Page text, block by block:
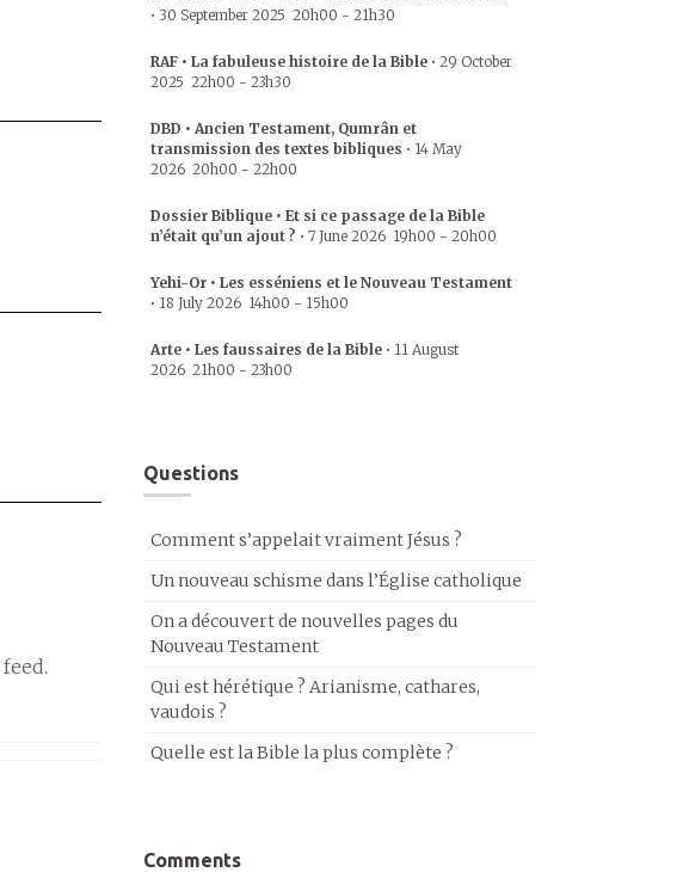
feed.
• 30 September 2025 20h00 - 21h30
RAF • La fabuleuse histoire de la Bible • 29 October
2025 22h00 - 23h30
DBD • Ancien Testament, Qumrân et
transmission des textes bibliques • 14 May
2026 20h00 - 22h00
Dossier Biblique • Et si ce passage de la Bible
n’était qu’un ajout ? • 7 June 2026 19h00 - 20h00
Yehi-Or • Les esséniens et le Nouveau Testament
• 18 July 2026 14h00 - 15h00
Arte • Les faussaires de la Bible • 11 August
2026 21h00 - 23h00
Questions
Comment s’appelait vraiment Jésus ?
Un nouveau schisme dans l’Église catholique
On a découvert de nouvelles pages du
Nouveau Testament
Qui est hérétique ? Arianisme, cathares,
vaudois ?
Quelle est la Bible la plus complète ?
Comments